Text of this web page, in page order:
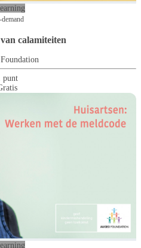
calamiteiten
punt